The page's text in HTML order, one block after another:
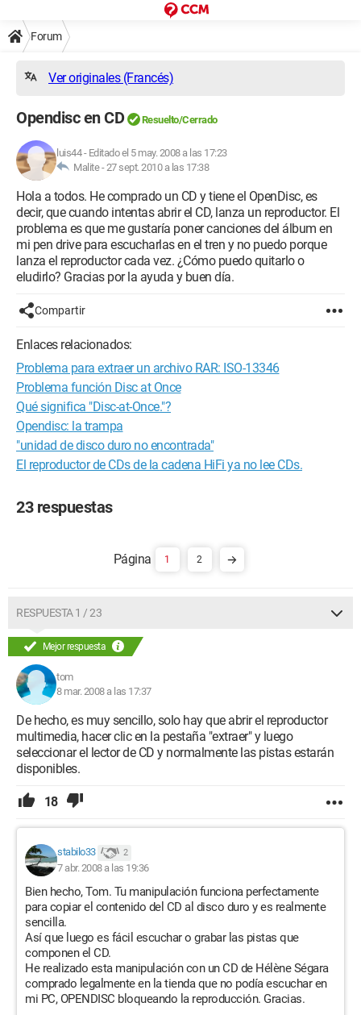
Forum
Ver originales (Francés)
Opendisc en CD Resuelto/Cerrado
luis44- Editado el 5 may. 2008 a las 17:23
Malite -27 sept. 2010 a las 17:38
Hola a todos. He comprado un CD y tiene el OpenDisc, es
decir, que cuando intentas abrir el CD, lanza un reproductor. El
problema es que me gustaría poner canciones del álbum en
mi pen drive para escucharlas en el tren y no puedo porque
lanza el reproductor cada vez. ¿Cómo puedo quitarlo o
eludirlo? Gracias por la ayuda y buen día.
Compartir
Enlaces relacionados:
Problema para extraer un archivo RAR: ISO-13346
Problema función Disc at Once
Qué significa "Disc-at-Once."?
Opendisc: la trampa
"unidad de disco duro no encontrada"
El reproductor de CDs de la cadena HiFi ya no lee CDs.
23 respuestas
1 2
RESPUESTA 1 / 23
Mejor respuesta
tom
8 mar. 2008 a las 17:37
De hecho, es muy sencillo, solo hay que abrir el reproductor
multimedia, hacer clic en la pestaña "extraer" y luego
seleccionar el lector de CD y normalmente las pistas estarán
disponibles.
18
stabilo33 2
7 abr. 2008 a las 19:36
Bien hecho, Tom. Tu manipulación funciona perfectamente
para copiar el contenido del CD al disco duro y es realmente
sencilla.
Así que luego es fácil escuchar o grabar las pistas que
componen el CD.
He realizado esta manipulación con un CD de Hélène Ségara
comprado legalmente en la tienda que no podía escuchar en
mi PC, OPENDISC bloqueando la reproducción. Gracias.